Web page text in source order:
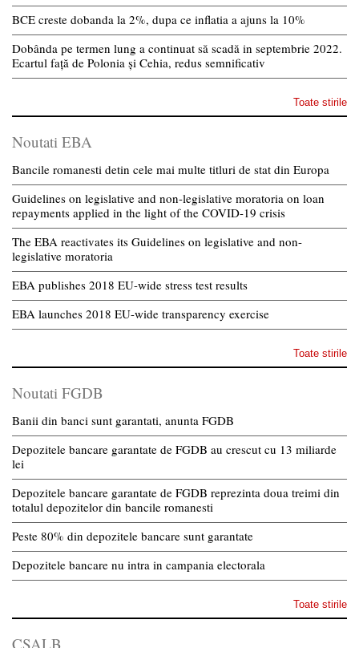
BCE creste dobanda la 2%, dupa ce inflatia a ajuns la 10%
Dobânda pe termen lung a continuat să scadă in septembrie 2022.
Ecartul față de Polonia și Cehia, redus semnificativ
Toate stirile
Noutati EBA
Bancile romanesti detin cele mai multe titluri de stat din Europa
Guidelines on legislative and non-legislative moratoria on loan
repayments applied in the light of the COVID-19 crisis
The EBA reactivates its Guidelines on legislative and non-
legislative moratoria
EBA publishes 2018 EU-wide stress test results
EBA launches 2018 EU-wide transparency exercise
Toate stirile
Noutati FGDB
Banii din banci sunt garantati, anunta FGDB
Depozitele bancare garantate de FGDB au crescut cu 13 miliarde
lei
Depozitele bancare garantate de FGDB reprezinta doua treimi din
totalul depozitelor din bancile romanesti
Peste 80% din depozitele bancare sunt garantate
Depozitele bancare nu intra in campania electorala
Toate stirile
CSALB